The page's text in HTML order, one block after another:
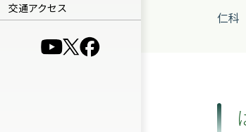
交通アクセス
（別ウインドウで開きます）
（別ウインドウで開きます）
（別ウインドウで開きます）
仁